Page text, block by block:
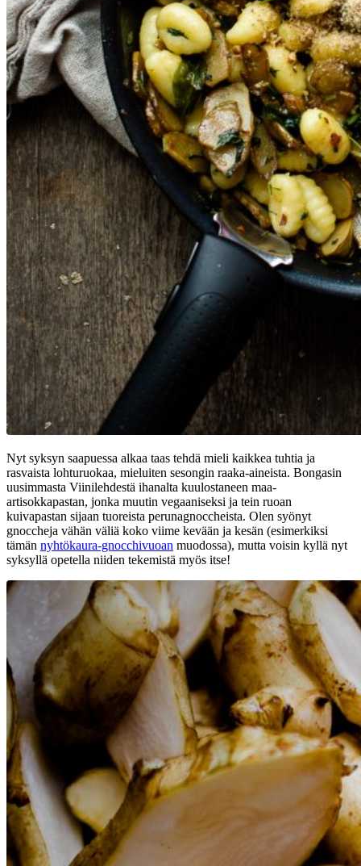
Nyt syksyn saapuessa alkaa taas tehdä mieli kaikkea tuhtia ja
rasvaista lohturuokaa, mieluiten sesongin raaka-aineista. Bongasin
uusimmasta Viinilehdestä ihanalta kuulostaneen maa-
artisokkapastan, jonka muutin vegaaniseksi ja tein ruoan
kuivapastan sijaan tuoreista perunagnoccheista. Olen syönyt
gnoccheja vähän väliä koko viime kevään ja kesän (esimerkiksi
tämän nyhtökaura-gnocchivuoan muodossa), mutta voisin kyllä nyt
syksyllä opetella niiden tekemistä myös itse!